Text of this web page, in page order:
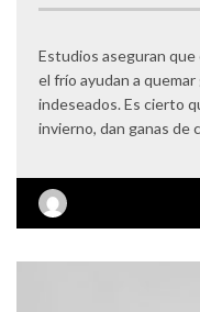
Estudios aseguran
el frío ayudan a
indeseados. Es cierto
invierno, dan ganas de